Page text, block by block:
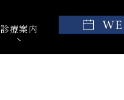
診療案内 親知らず